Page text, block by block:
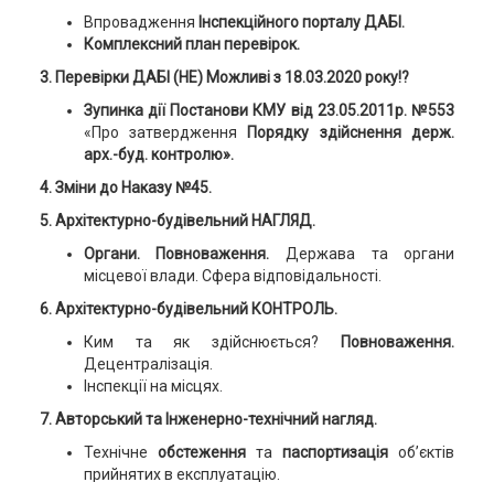
Впровадження Інспекційного порталу ДАБІ.
Комплексний план перевірок.
3. Перевірки ДАБІ (НЕ) Можливі з 18.03.2020 року!?
Зупинка дії Постанови КМУ від 23.05.2011р. №553
«Про затвердження Порядку здійснення держ.
арх.-буд. контролю».
4. Зміни до Наказу №45.
5. Архітектурно-будівельний НАГЛЯД.
Органи. Повноваження. Держава та органи
місцевої влади. Сфера відповідальності.
6. Архітектурно-будівельний КОНТРОЛЬ.
Ким та як здійснюється?
Повноваження.
Децентралізація.
Інспекції на місцях.
7. Авторський та Інженерно-технічний нагляд.
Технічне обстеження тапаспортизаціяоб’єктів
прийнятих в експлуатацію.